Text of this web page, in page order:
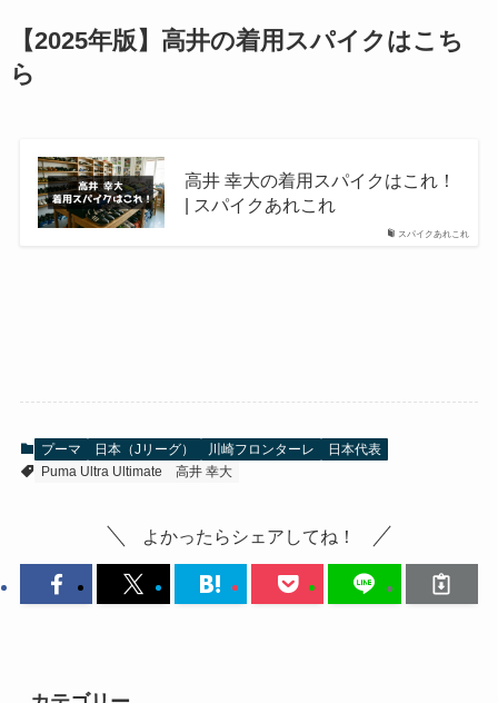
【2025年版】高井の着用スパイクはこち
ら
スパイクあれこれ
高井 幸大の着用スパイクはこれ！
| スパイクあれこれ
プーマ 日本（Jリーグ） 川崎フロンターレ
日本代表
Puma Ultra Ultimate
高井 幸大
よかったらシェアしてね！